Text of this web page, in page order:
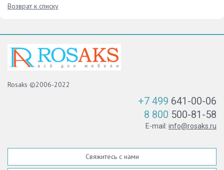
Возврат к списку
Rosaks ©2006-2022
+7 499 641-00-06
8 800 500-81-58
E-mail: info@rosaks.ru
Свяжитесь с нами